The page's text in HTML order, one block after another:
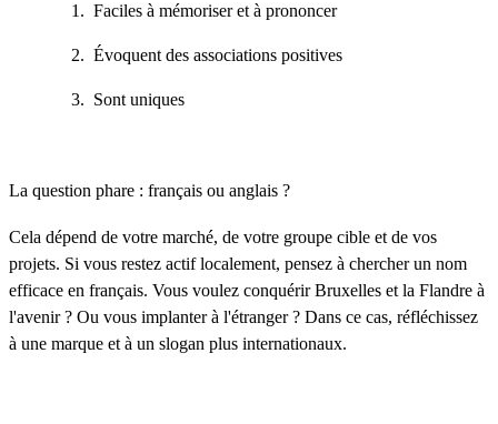
Faciles à mémoriser et à prononcer
Évoquent des associations positives
Sont uniques
La question phare : français ou anglais ?
Cela dépend de votre marché, de votre groupe cible et de vos
projets. Si vous restez actif localement, pensez à chercher un nom
efficace en français. Vous voulez conquérir Bruxelles et la Flandre à
l'avenir ? Ou vous implanter à l'étranger ? Dans ce cas, réfléchissez
à une marque et à un slogan plus internationaux.